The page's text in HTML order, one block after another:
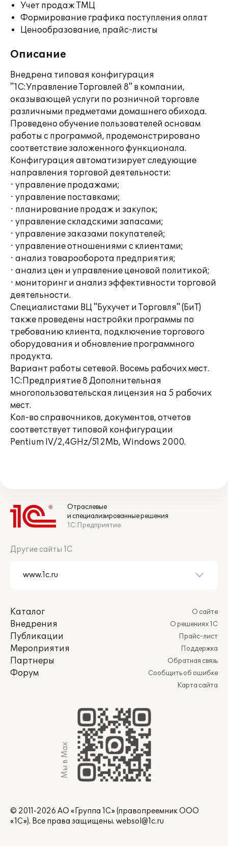
Учет продаж ТМЦ
Формирование графика поступления оплат
Ценообразование, прайс-листы
Описание
Внедрена типовая конфигурация
"1С:Управление Торговлей 8" в компании,
оказывающей услуги по розничной торговле
различными предметами домашнего обихода.
Проведено обучение пользователей основам
работы с программой, продемонстрировано
соответствие заложенного функционала.
Конфигурация автоматизирует следующие
направления торговой деятельности:
· управление продажами;
· управление поставками;
· планирование продаж и закупок;
· управление складскими запасами;
· управление заказами покупателей;
· управление отношениями с клиентами;
· анализ товарооборота предприятия;
· анализ цен и управление ценовой политикой;
· мониторинг и анализ эффективности торговой
деятельности.
Специалистами ВЦ "Бухучет и Торговля" (БиТ)
также проведены настройки программы по
требованию клиента, подключение торгового
оборудования и обновление программного
продукта.
Вариант работы сетевой. Восемь рабочих мест.
1С:Предприятие 8 Дополнительная
многопользовательская лицензия на 5 рабочих
мест.
Кол-во справочников, документов, отчетов
соответствует типовой конфигурации
Pentium IV/2,4GHz/512Mb, Windows 2000.
Отраслевые
и специализированные решения
1С:Предприятие
Другие сайты 1С
Каталог
Внедрения
Публикации
Мероприятия
Партнеры
Форум
О сайте
О решениях 1С
Прайс-лист
Поддержка
Обратная связь
Сообщить об ошибке
Карта сайта
Мы в Max
© 2011-2026 АО «Группа 1С» (правопреемник ООО
«1С»). Все права защищены. websol@1c.ru